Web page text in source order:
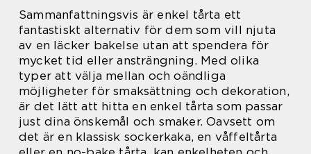
Sammanfattningsvis är enkel tårta ett
fantastiskt alternativ för dem som vill njuta
av en läcker bakelse utan att spendera för
mycket tid eller ansträngning. Med olika
typer att välja mellan och oändliga
möjligheter för smaksättning och dekoration,
är det lätt att hitta en enkel tårta som passar
just dina önskemål och smaker. Oavsett om
det är en klassisk sockerkaka, en våffeltårta